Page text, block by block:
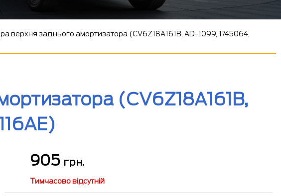
верхня заднього амортизатора (CV6Z18A161B, AD-1099, 1745064,
(CV6Z18A161B,
905 грн.
Тимчасово відсутній